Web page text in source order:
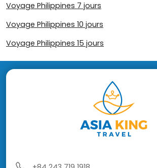
Voyage Philippines 7 jours
Voyage Philippines 10 jours
Voyage Philippines 15 jours